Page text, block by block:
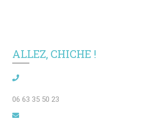
ALLEZ, CHICHE !
06 63 35 50 23